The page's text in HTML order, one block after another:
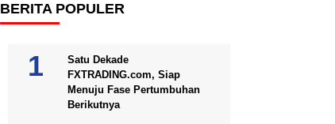
BERITA POPULER
Satu Dekade
FXTRADING.com, Siap
Menuju Fase Pertumbuhan
Berikutnya